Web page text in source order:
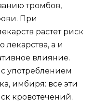
тромбов,
При
растет риск
лекарства, а и
влияние.
употреблением
имбиря: все эти
кровотечений.